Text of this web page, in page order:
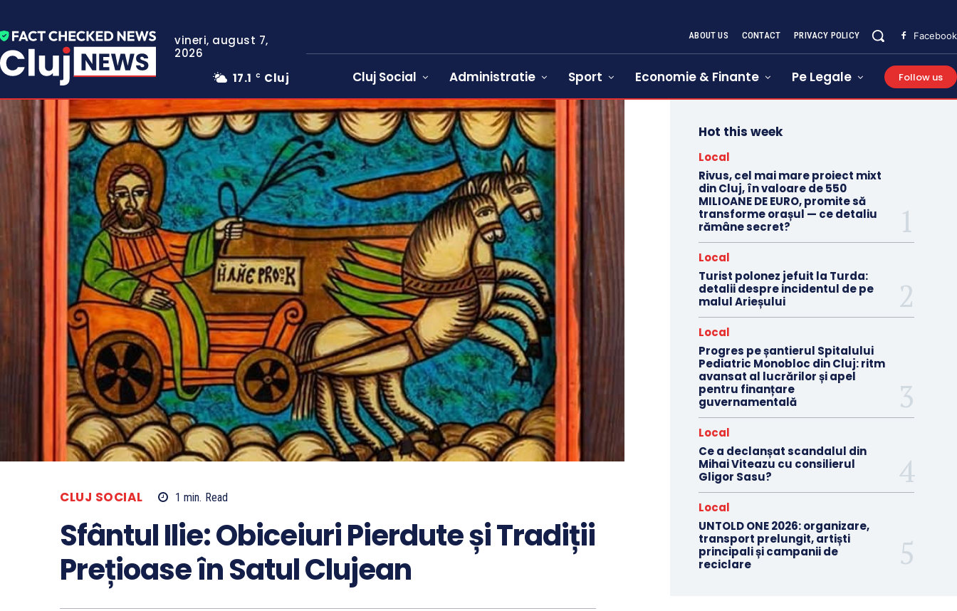
vineri, august 7,
2026
17.1
C Cluj
ABOUT US CONTACT PRIVACY POLICY Facebook
Cluj Social Administratie Sport Economie & Finante Pe Legale Follow us
CLUJ SOCIAL 1 min. Read
Sfântul Ilie: Obiceiuri Pierdute și Tradiții
Prețioase în Satul Clujean
Hot this week
Local
Rivus, cel mai mare proiect mixt
din Cluj, în valoare de 550
MILIOANE DE EURO, promite să
transforme orașul — ce detaliu
rămâne secret?
Local
Turist polonez jefuit la Turda:
detalii despre incidentul de pe
malul Arieșului
Local
Progres pe șantierul Spitalului
Pediatric Monobloc din Cluj: ritm
avansat al lucrărilor și apel
pentru finanțare
guvernamentală
Local
Ce a declanșat scandalul din
Mihai Viteazu cu consilierul
Gligor Sasu?
Local
UNTOLD ONE 2026: organizare,
transport prelungit, artiști
principali și campanii de
reciclare